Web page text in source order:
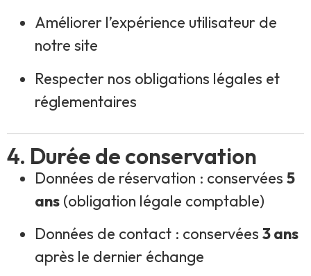
Améliorer l’expérience utilisateur de
notre site
Respecter nos obligations légales et
réglementaires
4. Durée de conservation
Données de réservation : conservées 5
ans (obligation légale comptable)
Données de contact : conservées 3 ans
après le dernier échange